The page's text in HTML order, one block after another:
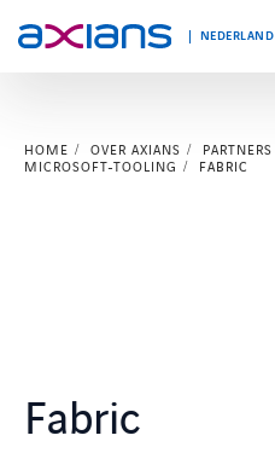
NEDERLAND
OVER AXIANS
HOME OVER AXIANS PARTNERS
MICROSOFT-TOOLING
FABRIC
Fabric